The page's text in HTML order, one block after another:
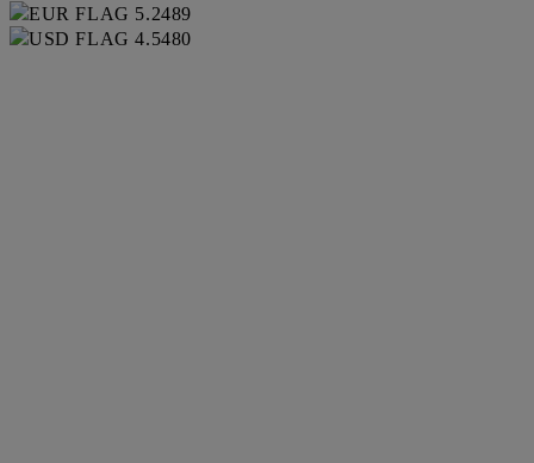
5.2489
4.5480